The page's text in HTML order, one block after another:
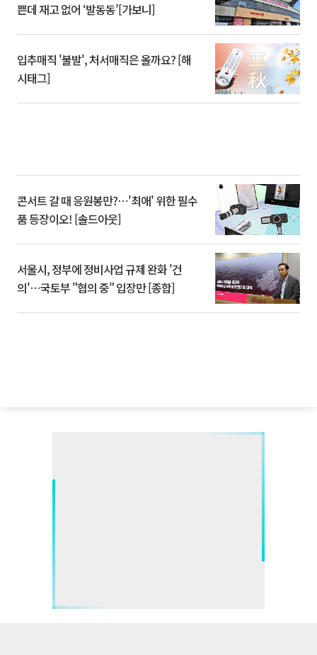
쁜데 재고 없어 ‘발동동’[가보니]
입추매직 '불발', 처서매직은 올까요? [해
시태그]
콘서트 갈 때 응원봉만?⋯'최애' 위한 필수
품 등장이오! [솔드아웃]
서울시, 정부에 정비사업 규제 완화 '건
의'⋯국토부 "협의 중" 입장만 [종합]